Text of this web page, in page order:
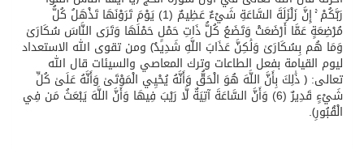
رَبَّكُمْ ۚ إِنَّ زَلْزَلَةَ السَّاعَةِ شَيْءٌ عَظِيمٌ (1) يَوْمَ تَرَوْنَهَا تَذْهَلُ كُلُّ
مُرْضِعَةٍ عَمَّا أَرْضَعَتْ وَتَضَعُ كُلُّ ذَاتِ حَمْلٍ حَمْلَهَا وَتَرَى النَّاسَ سُكَارَىٰ
وَمَا هُم بِسُكَارَىٰ وَلَٰكِنَّ عَذَابَ اللَّهِ شَدِيدٌ﴾ ومن تقوى الله الاستعداد
ليوم القيامة بفعل الطاعات وترك المعاصي والسيئات قال الله
تعالى: ﴿ ذَٰلِكَ بِأَنَّ اللَّهَ هُوَ الْحَقُّ وَأَنَّهُ يُحْيِي الْمَوْتَىٰ وَأَنَّهُ عَلَىٰ كُلِّ
شَيْءٍ قَدِيرٌ (6) وَأَنَّ السَّاعَةَ آتِيَةٌ لَّا رَيْبَ فِيهَا وَأَنَّ اللَّهَ يَبْعَثُ مَن فِي
الْقُبُورِ﴾.